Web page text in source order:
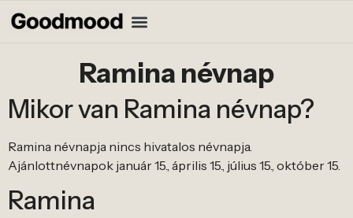
Ramina névnap
Mikor van Ramina névnap?
Ramina névnapja nincs hivatalos névnapja.
Ajánlottnévnapok január 15., április 15., július 15., október 15.
Ramina